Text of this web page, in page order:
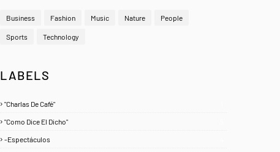
Business Fashion Music Nature People
Sports Technology
LABELS
"Charlas De Café"
"Como Dice El Dicho"
-Espectáculos